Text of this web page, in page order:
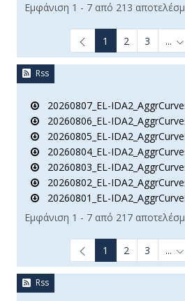
Εμφάνιση 1 - 7 από 213
1 2 3 ...
Rss
20260807_EL-
20260806_EL-
20260805_EL-
20260804_EL-
20260803_EL-
20260802_EL-
20260801_EL-
Εμφάνιση 1 - 7 από 217
1 2 3 ...
Rss